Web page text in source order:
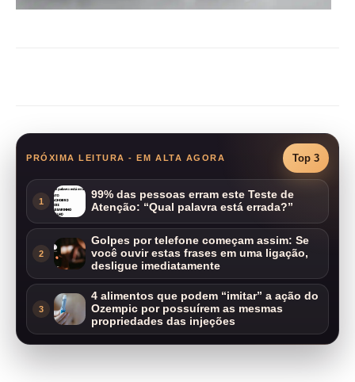
PRÓXIMA LEITURA - EM ALTA AGORA Top 3
1
99% das pessoas erram este Teste de
Atenção: “Qual palavra está errada?”
2
Golpes por telefone começam assim: Se
você ouvir estas frases em uma ligação,
desligue imediatamente
3
4 alimentos que podem “imitar” a ação do
Ozempic por possuírem as mesmas
propriedades das injeções